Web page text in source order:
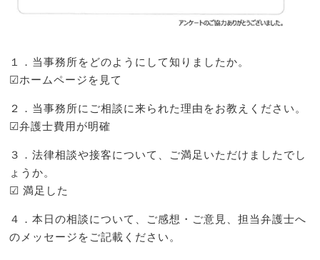
１．当事務所をどのようにして知りましたか。
☑ホームページを見て
２．当事務所にご相談に来られた理由をお教えください。
☑弁護士費用が明確
３．法律相談や接客について、ご満足いただけましたでし
ょうか。
☑ 満足した
４．本日の相談について、ご感想・ご意見、担当弁護士へ
のメッセージをご記載ください。